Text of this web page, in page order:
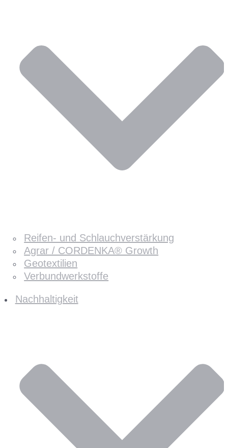
Reifen- und Schlauchverstärkung
Agrar / CORDENKA® Growth
Geotextilien
Verbundwerkstoffe
Nachhaltigkeit